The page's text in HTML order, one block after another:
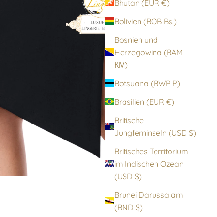
Bhutan (EUR €)
Bolivien (BOB Bs.)
Bosnien und
Herzegowina (BAM
КМ)
Botsuana (BWP P)
Brasilien (EUR €)
Britische
Jungferninseln (USD $)
Britisches Territorium
im Indischen Ozean
(USD $)
Brunei Darussalam
(BND $)